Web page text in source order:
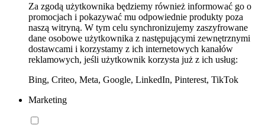
Za zgodą użytkownika będziemy również informować go o
promocjach i pokazywać mu odpowiednie produkty poza
naszą witryną. W tym celu synchronizujemy zaszyfrowane
dane osobowe użytkownika z następującymi zewnętrznymi
dostawcami i korzystamy z ich internetowych kanałów
reklamowych, jeśli użytkownik korzysta już z ich usług:
Bing, Criteo, Meta, Google, LinkedIn, Pinterest, TikTok
Marketing